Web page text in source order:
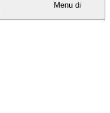
Menu di